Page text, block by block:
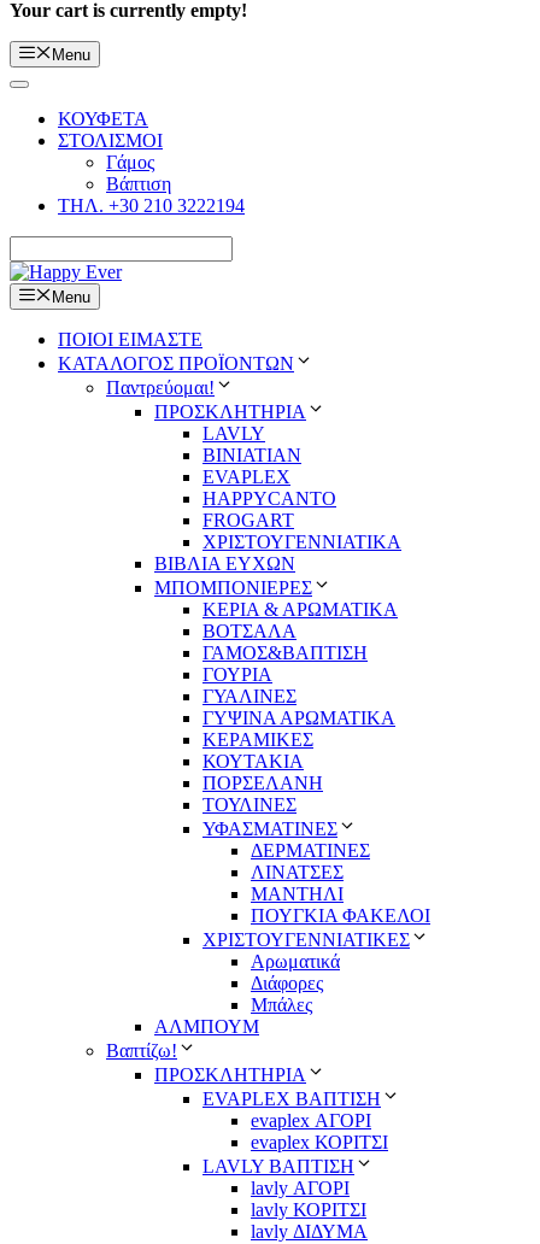
Your cart is currently empty!
Menu
ΚΟΥΦΕΤΑ
ΣΤΟΛΙΣΜΟΙ
Γάμος
Βάπτιση
ΤΗΛ. +30 210 3222194
Menu
ΠΟΙΟΙ ΕΙΜΑΣΤΕ
ΚΑΤΑΛΟΓΟΣ ΠΡΟΪΟΝΤΩΝ
Παντρεύομαι!
ΠΡΟΣΚΛΗΤΗΡΙΑ
LAVLY
BINIATIAN
EVAPLEX
HAPPYCANTO
FROGART
ΧΡΙΣΤΟΥΓΕΝΝΙΑΤΙΚΑ
ΒΙΒΛΙΑ ΕΥΧΩΝ
ΜΠΟΜΠΟΝΙΕΡΕΣ
ΚΕΡΙΑ & ΑΡΩΜΑΤΙΚΑ
ΒΟΤΣΑΛΑ
ΓΑΜΟΣ&ΒΑΠΤΙΣΗ
ΓΟΥΡΙΑ
ΓΥΑΛΙΝΕΣ
ΓΥΨΙΝΑ ΑΡΩΜΑΤΙΚΑ
ΚΕΡΑΜΙΚΕΣ
ΚΟΥΤΑΚΙΑ
ΠΟΡΣΕΛΑΝΗ
ΤΟΥΛΙΝΕΣ
ΥΦΑΣΜΑΤΙΝΕΣ
ΔΕΡΜΑΤΙΝΕΣ
ΛΙΝΑΤΣΕΣ
ΜΑΝΤΗΛΙ
ΠΟΥΓΚΙΑ ΦΑΚΕΛΟΙ
ΧΡΙΣΤΟΥΓΕΝΝΙΑΤΙΚΕΣ
Αρωματικά
Διάφορες
Μπάλες
ΑΛΜΠΟΥΜ
Βαπτίζω!
ΠΡΟΣΚΛΗΤΗΡΙΑ
EVAPLEX ΒΑΠΤΙΣΗ
evaplex ΑΓΟΡΙ
evaplex ΚΟΡΙΤΣΙ
LAVLY ΒΑΠΤΙΣΗ
lavly ΑΓΟΡΙ
lavly ΚΟΡΙΤΣΙ
lavly ΔΙΔΥΜΑ